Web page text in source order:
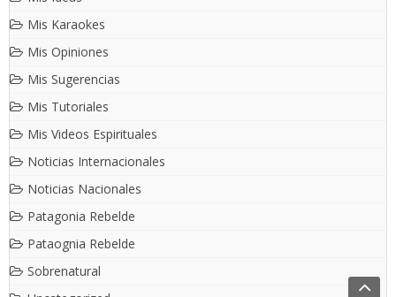
Mis Karaokes
Mis Opiniones
Mis Sugerencias
Mis Tutoriales
Mis Videos Espirituales
Noticias Internacionales
Noticias Nacionales
Patagonia Rebelde
Pataognia Rebelde
Sobrenatural